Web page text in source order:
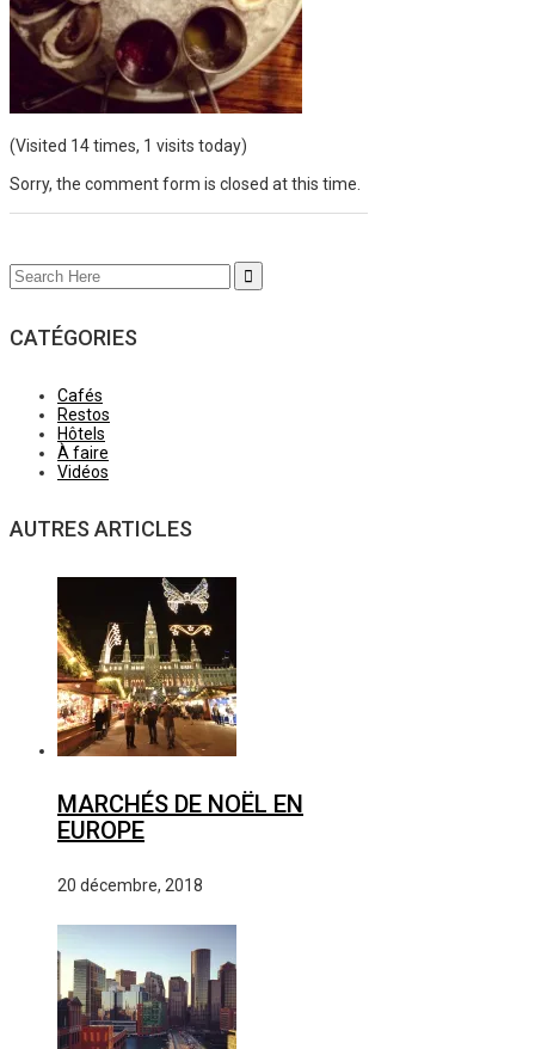
(Visited 14 times, 1 visits today)
Sorry, the comment form is closed at this time.
Search
for:
CATÉGORIES
Cafés
Restos
Hôtels
À faire
Vidéos
AUTRES ARTICLES
MARCHÉS DE NOËL EN
EUROPE
20 décembre, 2018